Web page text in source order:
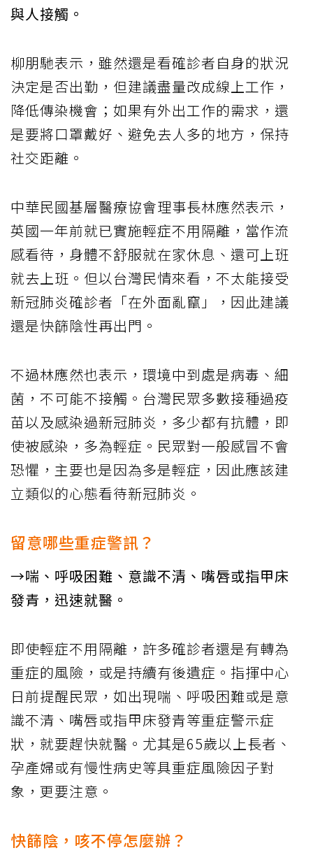
與人接觸。
柳朋馳表示，雖然還是看確診者自身的狀況
決定是否出勤，但建議盡量改成線上工作，
降低傳染機會；如果有外出工作的需求，還
是要將口罩戴好、避免去人多的地方，保持
社交距離。
中華民國基層醫療協會理事長林應然表示，
英國一年前就已實施輕症不用隔離，當作流
感看待，身體不舒服就在家休息、還可上班
就去上班。但以台灣民情來看，不太能接受
新冠肺炎確診者「在外面亂竄」，因此建議
還是快篩陰性再出門。
不過林應然也表示，環境中到處是病毒、細
菌，不可能不接觸。台灣民眾多數接種過疫
苗以及感染過新冠肺炎，多少都有抗體，即
使被感染，多為輕症。民眾對一般感冒不會
恐懼，主要也是因為多是輕症，因此應該建
立類似的心態看待新冠肺炎。
留意哪些重症警訊？
→喘、呼吸困難、意識不清、嘴唇或指甲床
發青，迅速就醫。
即使輕症不用隔離，許多確診者還是有轉為
重症的風險，或是持續有後遺症。指揮中心
日前提醒民眾，如出現喘、呼吸困難或是意
識不清、嘴唇或指甲床發青等重症警示症
狀，就要趕快就醫。尤其是65歲以上長者、
孕產婦或有慢性病史等具重症風險因子對
象，更要注意。
快篩陰，咳不停怎麼辦？